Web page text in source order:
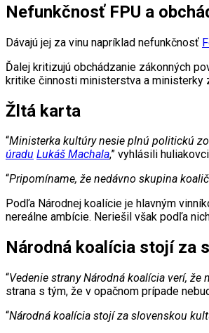
Nefunkčnosť FPU a
Dávajú jej za vinu napríklad nefunkčnosť
Ďalej kritizujú obchádzanie zákonných
kritike činnosti ministerstva a ministerky
Žltá karta
“Ministerka kultúry nesie plnú politickú
úradu Lukáš Machala,” vyhlásili
“Pripomíname, že nedávno skupina
Podľa Národnej koalície je hlavným
nereálne ambície. Neriešil však podľa
Národná koalícia stojí za
“Vedenie strany Národná koalícia verí,
strana s tým, že v opačnom prípade
“Národná koalícia stojí za slovenskou